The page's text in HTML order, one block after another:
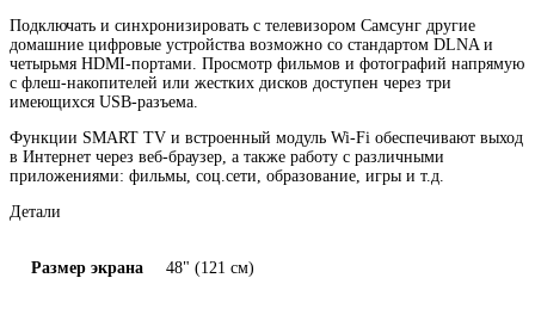
Подключать и синхронизировать с телевизором Самсунг другие
домашние цифровые устройства возможно со стандартом DLNA и
четырьмя HDMI-портами. Просмотр фильмов и фотографий напрямую
с флеш-накопителей или жестких дисков доступен через три
имеющихся USB-разъема.
Функции SMART TV и встроенный модуль Wi-Fi обеспечивают выход
в Интернет через веб-браузер, а также работу с различными
приложениями: фильмы, соц.сети, образование, игры и т.д.
Детали
Размер экрана 48" (121 см)